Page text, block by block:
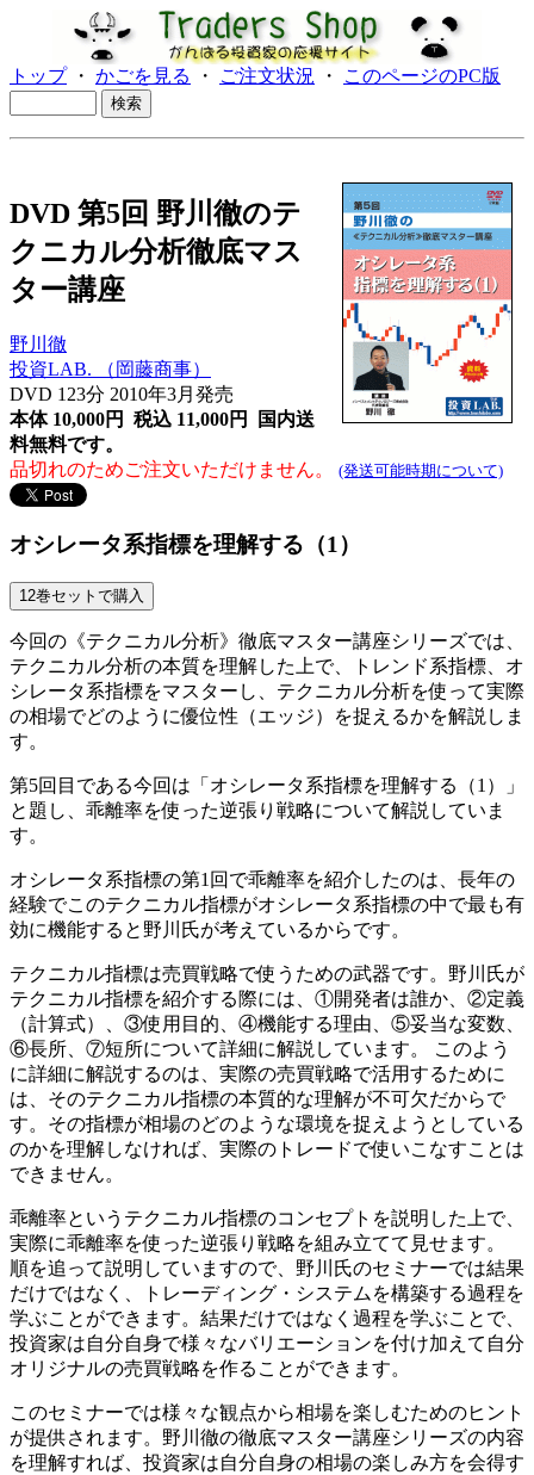
トップ・ かごを見る ・ ご注文状況 ・ このページのPC版
DVD 第5回 野川徹のテ
クニカル分析徹底マス
ター講座
野川徹
投資LAB. （岡藤商事）
DVD 123分 2010年3月発売
本体 10,000円 税込 11,000円
国内送
料無料です。
品切れのためご注文いただけません。
(発送可能時期について)
オシレータ系指標を理解する（1）
今回の《テクニカル分析》徹底マスター講座シリーズでは、
テクニカル分析の本質を理解した上で、トレンド系指標、オ
シレータ系指標をマスターし、テクニカル分析を使って実際
の相場でどのように優位性（エッジ）を捉えるかを解説しま
す。
第5回目である今回は「オシレータ系指標を理解する（1）」
と題し、乖離率を使った逆張り戦略について解説していま
す。
オシレータ系指標の第1回で乖離率を紹介したのは、長年の
経験でこのテクニカル指標がオシレータ系指標の中で最も有
効に機能すると野川氏が考えているからです。
テクニカル指標は売買戦略で使うための武器です。野川氏が
テクニカル指標を紹介する際には、①開発者は誰か、②定義
（計算式）、③使用目的、④機能する理由、⑤妥当な変数、
⑥長所、⑦短所について詳細に解説しています。 このよう
に詳細に解説するのは、実際の売買戦略で活用するために
は、そのテクニカル指標の本質的な理解が不可欠だからで
す。その指標が相場のどのような環境を捉えようとしている
のかを理解しなければ、実際のトレードで使いこなすことは
できません。
乖離率というテクニカル指標のコンセプトを説明した上で、
実際に乖離率を使った逆張り戦略を組み立てて見せます。
順を追って説明していますので、野川氏のセミナーでは結果
だけではなく、トレーディング・システムを構築する過程を
学ぶことができます。結果だけではなく過程を学ぶことで、
投資家は自分自身で様々なバリエーションを付け加えて自分
オリジナルの売買戦略を作ることができます。
このセミナーでは様々な観点から相場を楽しむためのヒント
が提供されます。野川徹の徹底マスター講座シリーズの内容
を理解すれば、投資家は自分自身の相場の楽しみ方を会得す